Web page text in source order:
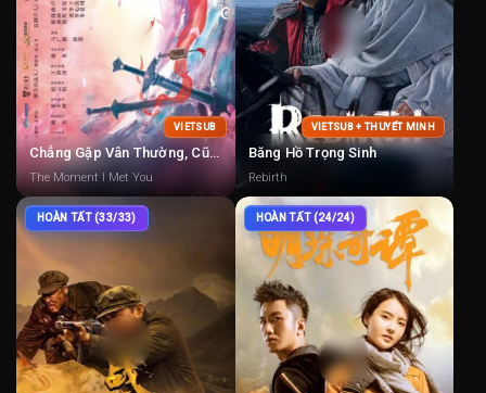
VIETSUB
Chẳng Gặp Vân Thường, Cũng Chẳng Gặp Người
The Moment I Met You
VIETSUB + THUYẾT MINH
Băng Hồ Trọng Sinh
Rebirth
HOÀN TẤT (33/33) HOÀN TẤT (24/24)